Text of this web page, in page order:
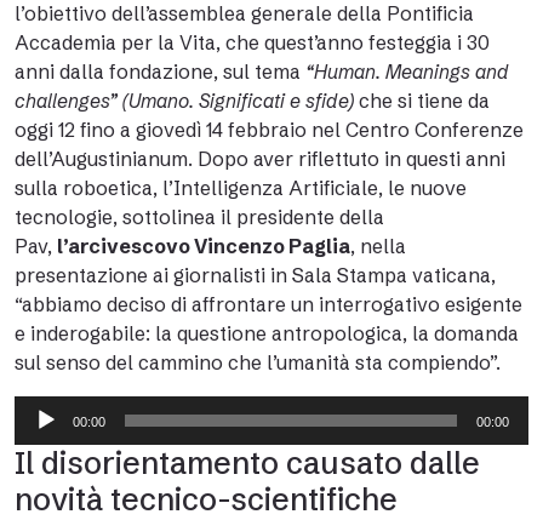
l’obiettivo dell’assemblea generale della Pontificia
Accademia per la Vita, che quest’anno festeggia i 30
anni dalla fondazione, sul tema “Human. Meanings and
challenges” (Umano. Significati e sfide) che si tiene da
oggi 12 fino a giovedì 14 febbraio nel Centro Conferenze
dell’Augustinianum. Dopo aver riflettuto in questi anni
sulla roboetica, l’Intelligenza Artificiale, le nuove
tecnologie, sottolinea il presidente della
Pav, l’arcivescovo Vincenzo Paglia, nella
presentazione ai giornalisti in Sala Stampa vaticana,
“abbiamo deciso di affrontare un interrogativo esigente
e inderogabile: la questione antropologica, la domanda
sul senso del cammino che l’umanità sta compiendo”.
Audio
Player
00:00 00:00
Il disorientamento causato dalle
novità tecnico-scientifiche